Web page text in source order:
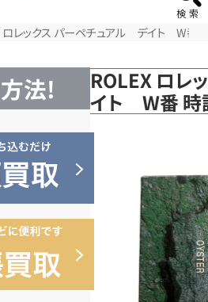
ロレックス パーペチュアル デイト W番
法!
ROLEX ロレ
イト W番 時